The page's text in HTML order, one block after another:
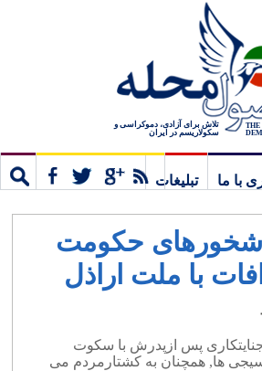
THE
تلاش برای آزادی، دموکراسی و
سکولاریسم در ایران
با ما
تبلیغات
حکومت
با ملت اراذل
۰
پس ازپدرش با سکوت
ها, همچنان به کشتارمردم می